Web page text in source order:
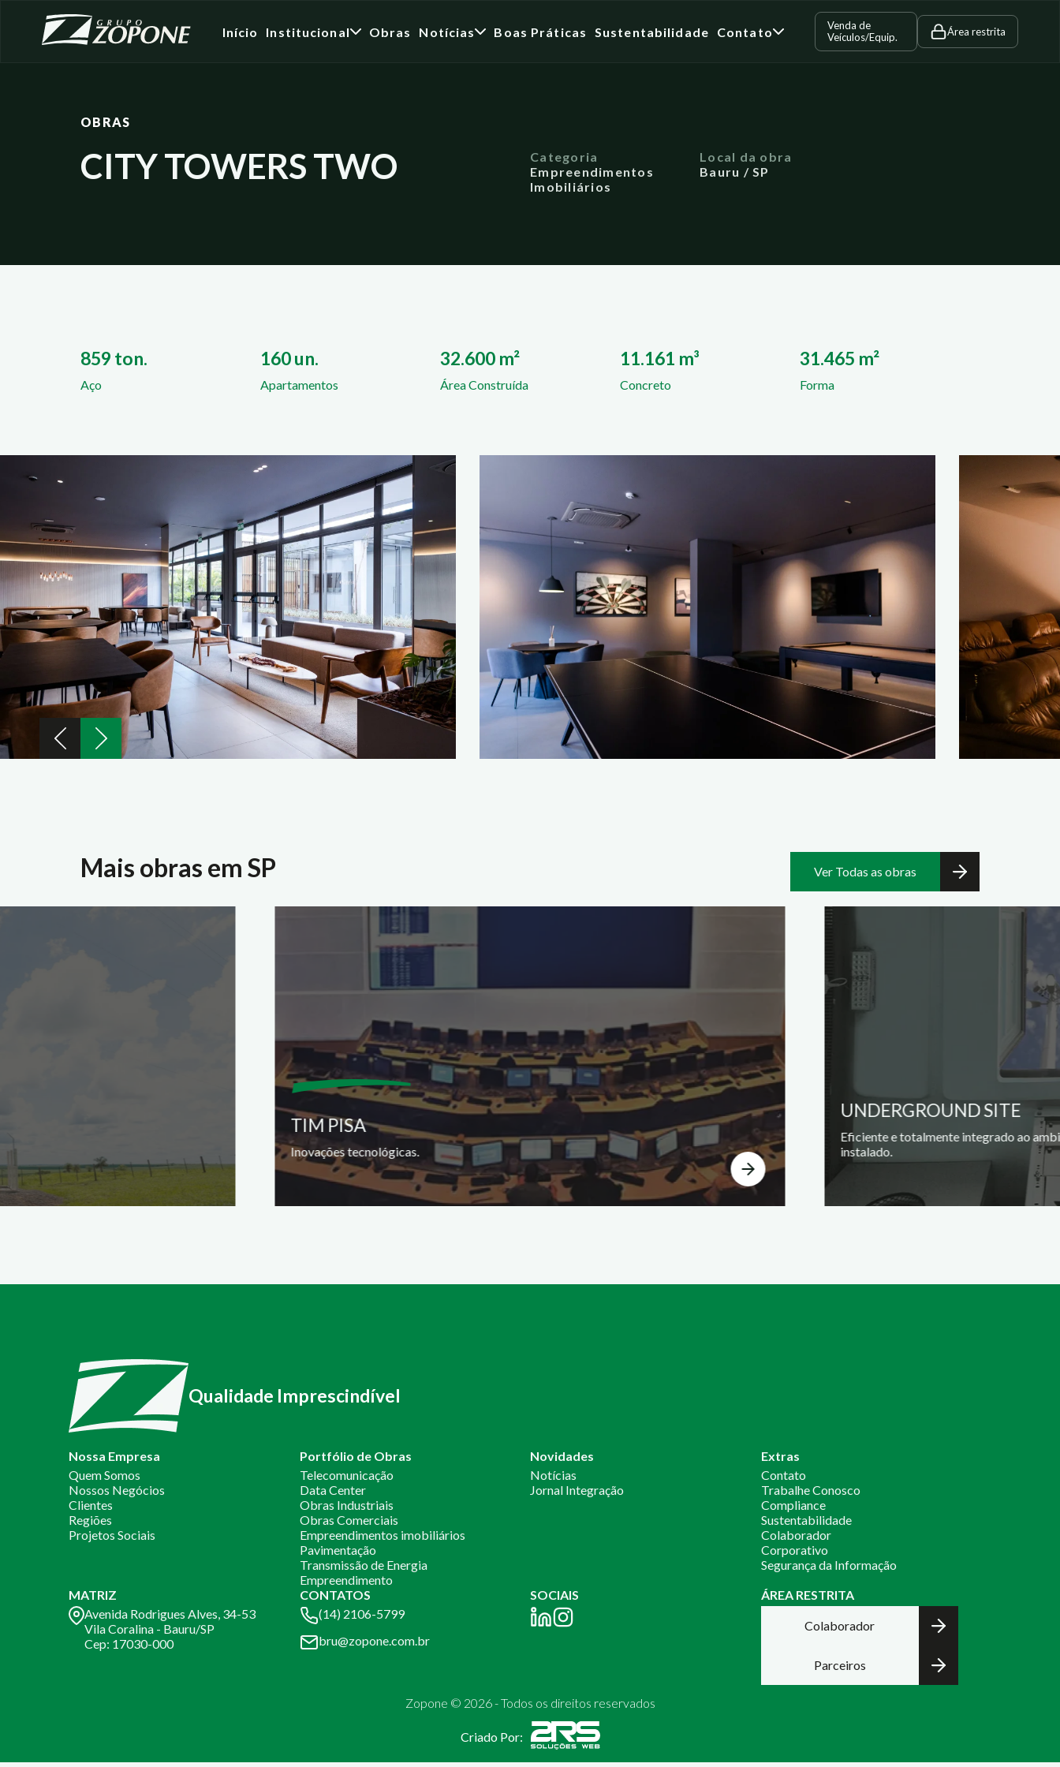
Início Institucional Obras Notícias Boas Práticas Sustentabilidade Contato
Venda de
Veículos/Equip.
Área restrita
OBRAS
CITY TOWERS TWO
Categoria
Empreendimentos
Imobiliários
Local da obra
Bauru / SP
859 ton.
Aço
160 un.
Apartamentos
32.600 m²
Área Construída
11.161 m³
Concreto
31.465 m²
Forma
Mais obras em SP Ver Todas as obras
TIM PISA
Inovações tecnológicas.
UNDERGROUND SITE
Eficiente e totalmente integrado ao
instalado.
Qualidade Imprescindível
Nossa Empresa
Quem Somos
Nossos Negócios
Clientes
Regiões
Projetos Sociais
Portfólio de Obras
Telecomunicação
Data Center
Obras Industriais
Obras Comerciais
Empreendimentos imobiliários
Pavimentação
Transmissão de Energia
Empreendimento
Novidades
Notícias
Jornal Integração
Extras
Contato
Trabalhe Conosco
Compliance
Sustentabilidade
Colaborador
Corporativo
Segurança da Informação
MATRIZ
Avenida Rodrigues Alves, 34-53
Vila Coralina - Bauru/SP
Cep: 17030-000
CONTATOS
(14) 2106-5799
bru@zopone.com.br
SOCIAIS ÁREA RESTRITA
Colaborador
Parceiros
Zopone © 2026 - Todos os direitos reservados
Criado Por: